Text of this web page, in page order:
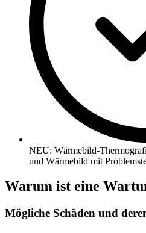
NEU: Wärmebild-
und Wärmebild mit
Warum ist eine
Mögliche Schäden und